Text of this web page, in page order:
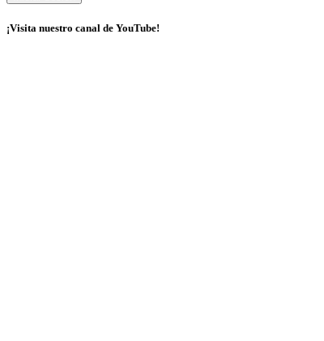
¡Visita nuestro canal de YouTube!